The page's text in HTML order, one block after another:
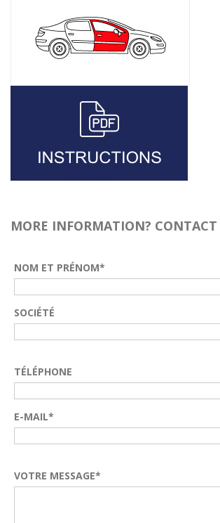
MORE INFORMATION? CONTACT
NOM ET PRÉNOM*
SOCIÉTÉ
TÉLÉPHONE
E-MAIL*
VOTRE MESSAGE*